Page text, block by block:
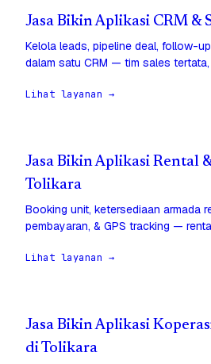
Jasa Bikin Aplikasi CRM &
Kelola leads, pipeline deal, follow-
dalam satu CRM — tim sales
Lihat layanan →
Jasa Bikin Aplikasi Rental
Tolikara
Booking unit, ketersediaan armada
pembayaran, & GPS tracking —
Lihat layanan →
Jasa Bikin Aplikasi
di Tolikara